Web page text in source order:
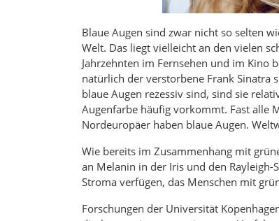
Blaue Augen sind zwar nicht so selten
Welt. Das liegt vielleicht an den vielen
Jahrzehnten im Fernsehen und im Kino
natürlich der verstorbene Frank Sinatra
blaue Augen rezessiv sind, sind sie
Augenfarbe häufig vorkommt. Fast alle
Nordeuropäer haben blaue Augen.
Wie bereits im Zusammenhang mit
an Melanin in der Iris und den
Stroma verfügen, das Menschen mit
Forschungen der Universität